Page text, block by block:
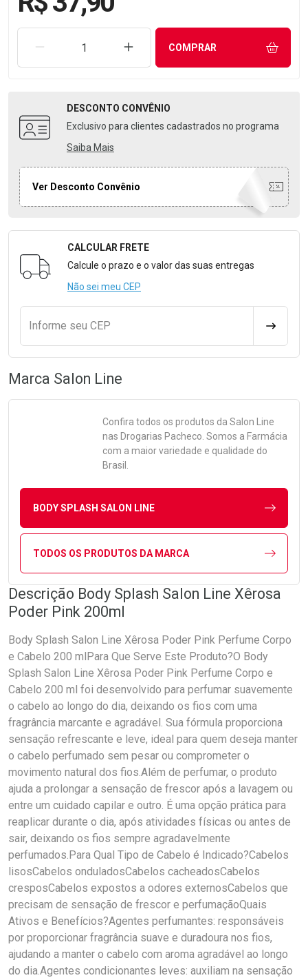
REMOVER UMA UNIDADEAUMENTAR UMA UNIDADE
COMPRAR
DESCONTO CONVÊNIO
Exclusivo para clientes cadastrados no programa
Saiba Mais
Ver Desconto Convênio
Formulário para Calcular o Frete
CALCULAR FRETE
Calcule o prazo e o valor das suas entregas
Não sei meu CEP
Informe seu CEP
Marca Salon Line
Confira todos os produtos da Salon Line
nas Drogarias Pacheco. Somos a Farmácia
com a maior variedade e qualidade do
Brasil.
BODY SPLASH SALON LINE
TODOS OS PRODUTOS DA MARCA
Descrição Body Splash Salon Line Xêrosa
Poder Pink 200ml
Body Splash Salon Line Xêrosa Poder Pink Perfume Corpo
e Cabelo 200 mlPara Que Serve Este Produto?O Body
Splash Salon Line Xêrosa Poder Pink Perfume Corpo e
Cabelo 200 ml foi desenvolvido para perfumar suavemente
o cabelo ao longo do dia, deixando os fios com uma
fragrância marcante e agradável. Sua fórmula proporciona
sensação refrescante e leve, ideal para quem deseja manter
o cabelo perfumado sem pesar ou comprometer o
movimento natural dos fios.Além de perfumar, o produto
ajuda a prolongar a sensação de frescor após a lavagem ou
entre um cuidado capilar e outro. É uma opção prática para
reaplicar durante o dia, após atividades físicas ou antes de
sair, deixando os fios sempre agradavelmente
perfumados.Para Qual Tipo de Cabelo é Indicado?Cabelos
lisosCabelos onduladosCabelos cacheadosCabelos
cresposCabelos expostos a odores externosCabelos que
precisam de sensação de frescor e perfumaçãoQuais
Ativos e Benefícios?Agentes perfumantes: responsáveis
por proporcionar fragrância suave e duradoura nos fios,
ajudando a manter o cabelo com aroma agradável ao longo
do dia.Agentes condicionantes leves: auxiliam na sensação